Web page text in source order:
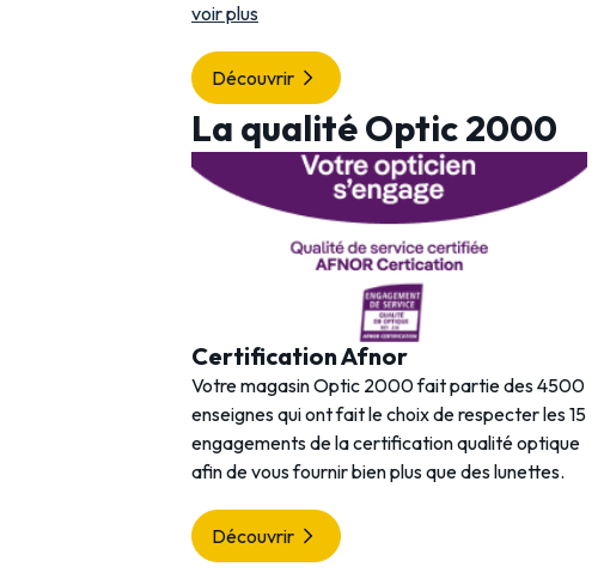
voir plus
Découvrir
La qualité Optic 2000
Certification Afnor
Votre magasin Optic 2000 fait partie des 4500
enseignes qui ont fait le choix de respecter les 15
engagements de la certification qualité optique
afin de vous fournir bien plus que des lunettes.
Découvrir